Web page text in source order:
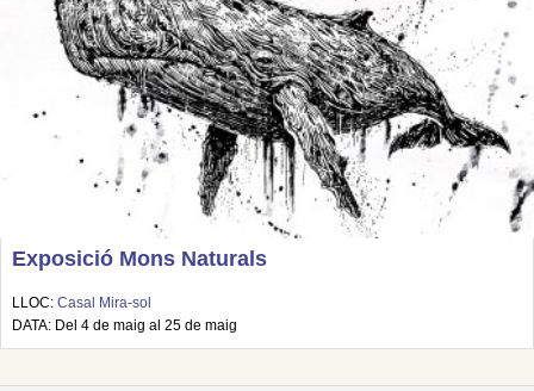
Exposició Mons Naturals
LLOC: Casal Mira-sol
DATA: Del 4 de maig al 25 de maig